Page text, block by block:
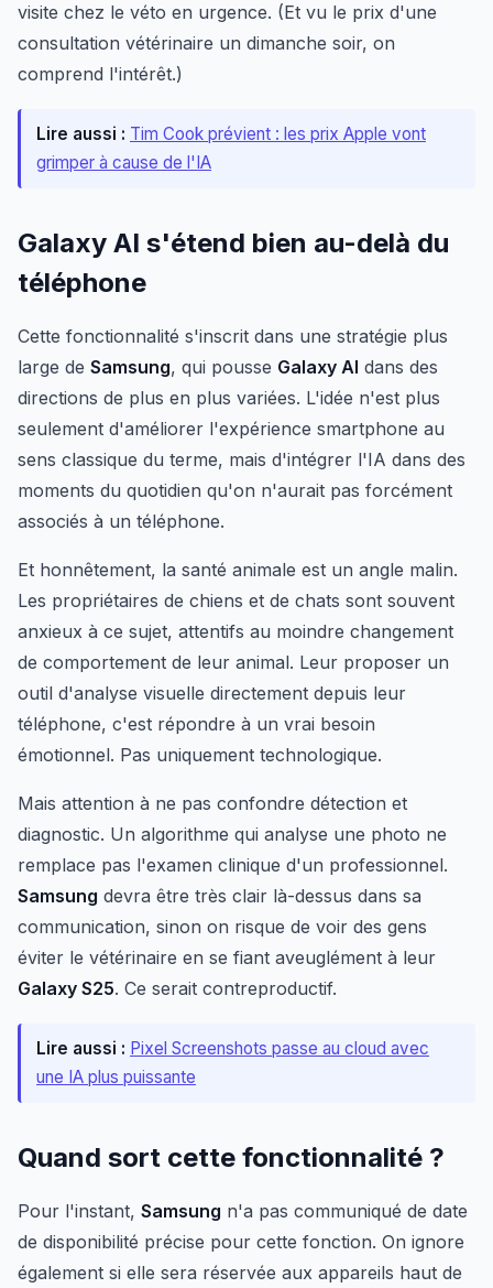
visite chez le véto en urgence. (Et vu le prix d'une
consultation vétérinaire un dimanche soir, on
comprend l'intérêt.)
Lire aussi : Tim Cook prévient : les prix Apple vont
grimper à cause de l'IA
Galaxy AI s'étend bien au-delà du
téléphone
Cette fonctionnalité s'inscrit dans une stratégie plus
large de Samsung, qui pousse Galaxy AI dans des
directions de plus en plus variées. L'idée n'est plus
seulement d'améliorer l'expérience smartphone au
sens classique du terme, mais d'intégrer l'IA dans des
moments du quotidien qu'on n'aurait pas forcément
associés à un téléphone.
Et honnêtement, la santé animale est un angle malin.
Les propriétaires de chiens et de chats sont souvent
anxieux à ce sujet, attentifs au moindre changement
de comportement de leur animal. Leur proposer un
outil d'analyse visuelle directement depuis leur
téléphone, c'est répondre à un vrai besoin
émotionnel. Pas uniquement technologique.
Mais attention à ne pas confondre détection et
diagnostic. Un algorithme qui analyse une photo ne
remplace pas l'examen clinique d'un professionnel.
Samsung devra être très clair là-dessus dans sa
communication, sinon on risque de voir des gens
éviter le vétérinaire en se fiant aveuglément à leur
Galaxy S25. Ce serait contreproductif.
Lire aussi : Pixel Screenshots passe au cloud avec
une IA plus puissante
Quand sort cette fonctionnalité ?
Pour l'instant, Samsung n'a pas communiqué de date
de disponibilité précise pour cette fonction. On ignore
également si elle sera réservée aux appareils haut de